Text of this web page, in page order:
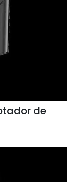
de